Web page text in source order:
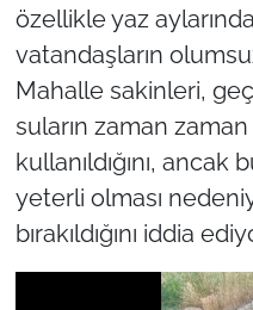
özellikle yaz
vatandaşların
Mahalle sakinleri,
suların zaman
kullanıldığını, ancak
yeterli olması
bırakıldığını iddia